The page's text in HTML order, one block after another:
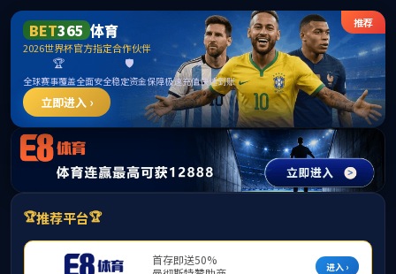
betway·必威(西汉姆联)官方网站-West
Ham United
请输入验证码下载附件